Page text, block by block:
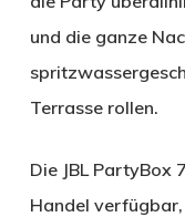
und die ganze
Terrasse rollen.
Die JBL PartyBox
Handel